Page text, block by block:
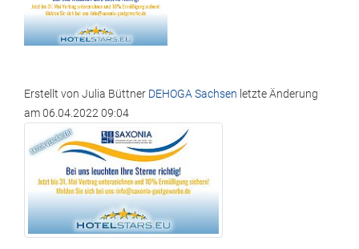
Erstellt von Julia Büttner DEHOGA Sachsen letzte Änderung
am06.04.2022 09:04